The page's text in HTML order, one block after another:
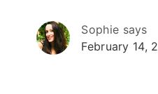
Sophie says
February 14,